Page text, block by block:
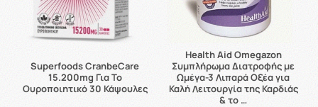
Superfoods CranbeCare
15.200mg Για Το
Ουροποιητικό 30 Κάψουλες
Health Aid Omegazon
Συμπλήρωμα Διατροφής με
Ωμέγα-3 Λιπαρά Οξέα για
Καλή Λειτουργία της Καρδιάς
& το …